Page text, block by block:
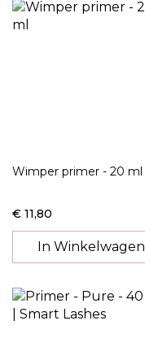
Wimper primer - 20 ml
€ 11,80
In Winkelwagen